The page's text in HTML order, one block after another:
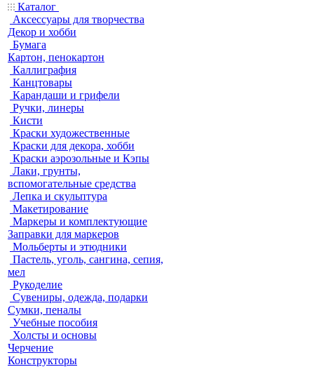
Каталог
Аксессуары для творчества
Декор и хобби
Бумага
Картон, пенокартон
Каллиграфия
Канцтовары
Карандаши и грифели
Ручки, линеры
Кисти
Краски художественные
Краски для декора, хобби
Краски аэрозольные и Кэпы
Лаки, грунты,
вспомогательные средства
Лепка и скульптура
Макетирование
Маркеры и комплектующие
Заправки для маркеров
Мольберты и этюдники
Пастель, уголь, сангина, сепия,
мел
Рукоделие
Сувениры, одежда, подарки
Сумки, пеналы
Учебные пособия
Холсты и основы
Черчение
Конструкторы